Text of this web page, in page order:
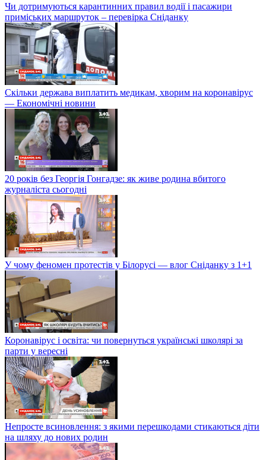
Чи дотримуються карантинних правил водії і пасажири
приміських маршруток – перевірка Сніданку
Скільки держава виплатить медикам, хворим на коронавірус
— Економічні новини
20 років без Георгія Гонгадзе: як живе родина вбитого
журналіста сьогодні
У чому феномен протестів у Білорусі — влог Сніданку з 1+1
Коронавірус і освіта: чи повернуться українські школярі за
парти у вересні
Непросте всиновлення: з якими перешкодами стикаються діти
на шляху до нових родин